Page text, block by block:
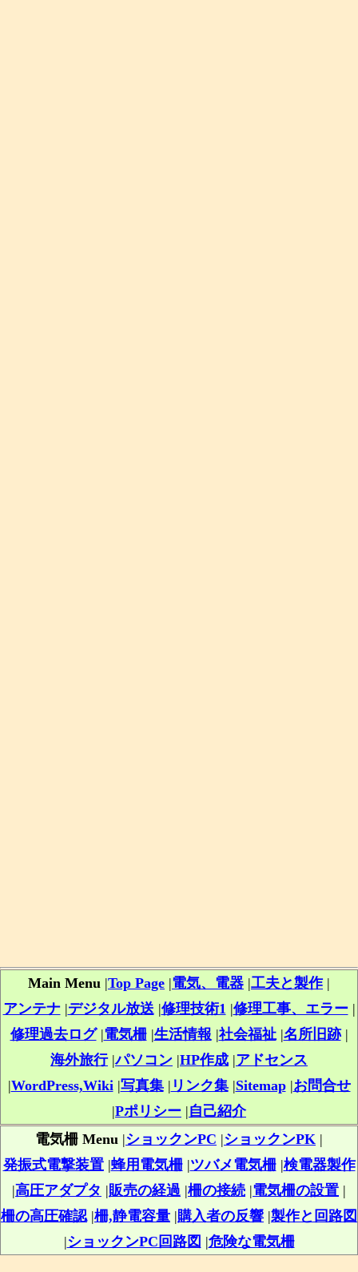
Main Menu |Top Page |電気、電器 |工夫と製作|
アンテナ|デジタル放送|修理技術1 |修理工事、エラー|
修理過去ログ|電気柵|生活情報 |社会福祉|名所旧跡|
海外旅行|パソコン |HP作成 |アドセンス
|WordPress,Wiki|写真集| リンク集|Sitemap|お問合せ
|Pポリシー |自己紹介
電気柵 Menu |ショックンPC |ショックンPK |
発振式電撃装置|蜂用電気柵|ツバメ電気柵|検電器製作
|高圧アダプタ |販売の経過 |柵の接続 |電気柵の設置 |
柵の高圧確認|柵,静電容量 |購入者の反響 |製作と回路図
|ショックンPC回路図 |危険な電気柵